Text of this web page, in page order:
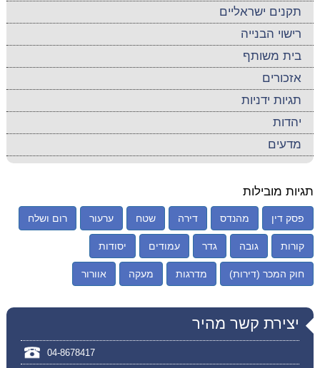
תקנים ישראליים
רישוי הבנייה
בית משותף
אזכורים
תגיות ידניות
יהדות
מדעים
תגיות מובילות
פסק דין מהנדס דירה שטח ערעור רום ושלח
קורות גובה גדר עמודים יסודות
חוק המכר (דירות) מדרגות מעקה אוורור
יצירת קשר מהיר
04-8678417